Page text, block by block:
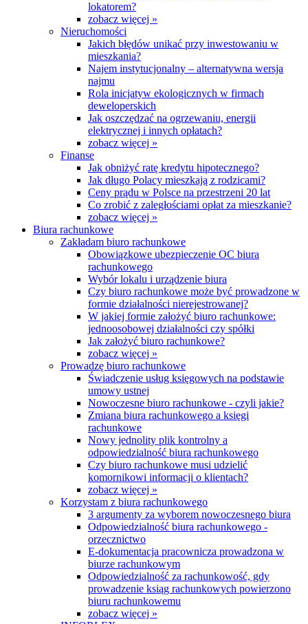
lokatorem?
zobacz więcej »
Nieruchomości
Jakich błędów unikać przy inwestowaniu w
mieszkania?
Najem instytucjonalny – alternatywna wersja
najmu
Rola inicjatyw ekologicznych w firmach
deweloperskich
Jak oszczędzać na ogrzewaniu, energii
elektrycznej i innych opłatach?
zobacz więcej »
Finanse
Jak obniżyć ratę kredytu hipotecznego?
Jak długo Polacy mieszkają z rodzicami?
Ceny prądu w Polsce na przestrzeni 20 lat
Co zrobić z zaległościami opłat za mieszkanie?
zobacz więcej »
Biura rachunkowe
Zakładam biuro rachunkowe
Obowiązkowe ubezpieczenie OC biura
rachunkowego
Wybór lokalu i urządzenie biura
Czy biuro rachunkowe może być prowadzone w
formie działalności nierejestrowanej?
W jakiej formie założyć biuro rachunkowe:
jednoosobowej działalności czy spółki
Jak założyć biuro rachunkowe?
zobacz więcej »
Prowadzę biuro rachunkowe
Świadczenie usług księgowych na podstawie
umowy ustnej
Nowoczesne biuro rachunkowe - czyli jakie?
Zmiana biura rachunkowego a księgi
rachunkowe
Nowy jednolity plik kontrolny a
odpowiedzialność biura rachunkowego
Czy biuro rachunkowe musi udzielić
komornikowi informacji o klientach?
zobacz więcej »
Korzystam z biura rachunkowego
3 argumenty za wyborem nowoczesnego biura
Odpowiedzialność biura rachunkowego -
orzecznictwo
E-dokumentacja pracownicza prowadzona w
biurze rachunkowym
Odpowiedzialność za rachunkowość, gdy
prowadzenie ksiąg rachunkowych powierzono
biuru rachunkowemu
zobacz więcej »